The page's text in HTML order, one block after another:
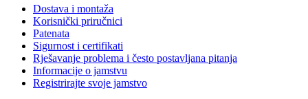
Dostava i montaža
Korisnički priručnici
Patenata
Sigurnost i certifikati
Rješavanje problema i često postavljana pitanja
Informacije o jamstvu
Registrirajte svoje jamstvo